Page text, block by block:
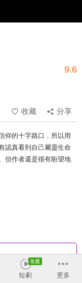
9.6
收藏
分享
仰的十字路口，所以用
認真看到自己屬靈生命
但作者還是很有盼望地
短劇 更多